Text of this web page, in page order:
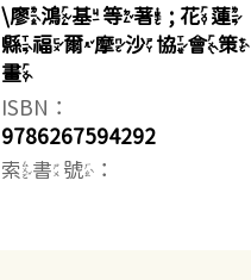
\廖鴻基等著 ; 花蓮
縣福爾摩沙協會策
畫
ISBN：
9786267594292
索書號：